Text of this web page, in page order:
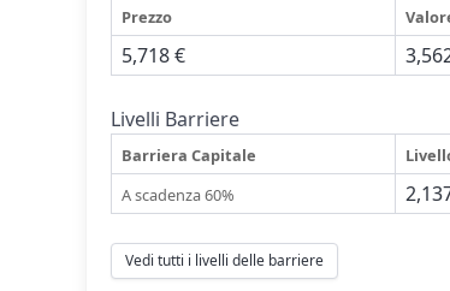
Prezzo
5,718 €
Livelli Barriere
Barriera Capitale
A scadenza 60%
Vedi tutti i livelli delle barriere